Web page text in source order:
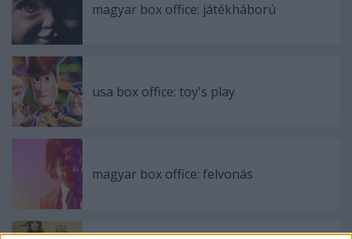
magyar box office: játékháború
usa box office: toy's play
magyar box office: felvonás